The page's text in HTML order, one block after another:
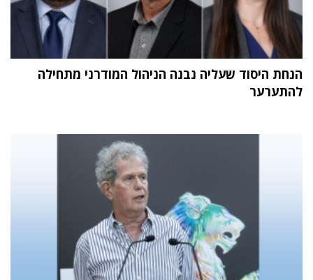
הנחת היסוד שעליה נבנה הניהול המודרני מתחילה
להתערער